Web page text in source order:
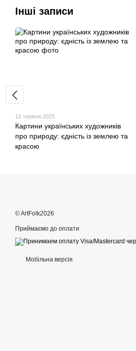
Інші записи
12 червня 2025
Картини українських художників
про природу: єдність із землею та
красою
© ArtFolk2026
Приймаємо до оплати
Мобільна версія